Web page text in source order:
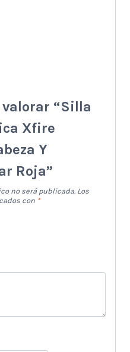
“Silla
Xfire
Y
Roja”
no será publicada. Los
con *